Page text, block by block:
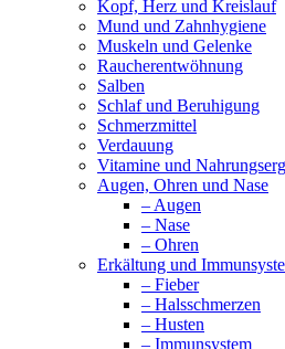
Kopf, Herz und Kreislauf
Mund und Zahnhygiene
Muskeln und Gelenke
Raucherentwöhnung
Salben
Schlaf und Beruhigung
Schmerzmittel
Verdauung
Vitamine und
Augen, Ohren und Nase
– Augen
– Nase
– Ohren
Erkältung und
– Fieber
– Halsschmerzen
– Husten
– Immunsystem